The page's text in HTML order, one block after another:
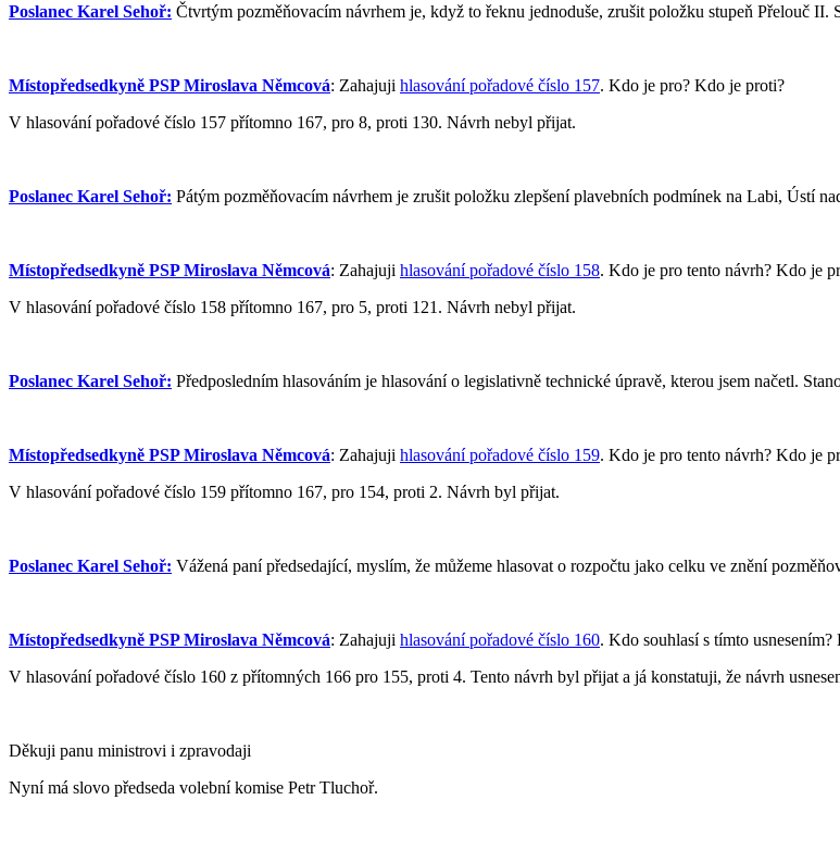
Poslanec Karel Sehoř: Čtvrtým pozměňovacím návrhem je, když to řeknu jednoduše, zrušit položku stupeň Přelouč II.
Místopředsedkyně PSP Miroslava Němcová: Zahajuji hlasování pořadové číslo 157. Kdo je pro? Kdo je proti?
V hlasování pořadové číslo 157 přítomno 167, pro 8, proti 130. Návrh nebyl přijat.
Poslanec Karel Sehoř: Pátým pozměňovacím návrhem je zrušit položku zlepšení plavebních podmínek na Labi, Ústí
Místopředsedkyně PSP Miroslava Němcová: Zahajuji hlasování pořadové číslo 158. Kdo je pro tento návrh? Kdo je
V hlasování pořadové číslo 158 přítomno 167, pro 5, proti 121. Návrh nebyl přijat.
Poslanec Karel Sehoř: Předposledním hlasováním je hlasování o legislativně technické úpravě, kterou jsem načetl.
Místopředsedkyně PSP Miroslava Němcová: Zahajuji hlasování pořadové číslo 159. Kdo je pro tento návrh? Kdo je
V hlasování pořadové číslo 159 přítomno 167, pro 154, proti 2. Návrh byl přijat.
Poslanec Karel Sehoř: Vážená paní předsedající, myslím, že můžeme hlasovat o rozpočtu jako celku ve znění
Místopředsedkyně PSP Miroslava Němcová: Zahajuji hlasování pořadové číslo 160. Kdo souhlasí s tímto
V hlasování pořadové číslo 160 z přítomných 166 pro 155, proti 4. Tento návrh byl přijat a já konstatuji, že návrh
Děkuji panu ministrovi i zpravodaji
Nyní má slovo předseda volební komise Petr Tluchoř.